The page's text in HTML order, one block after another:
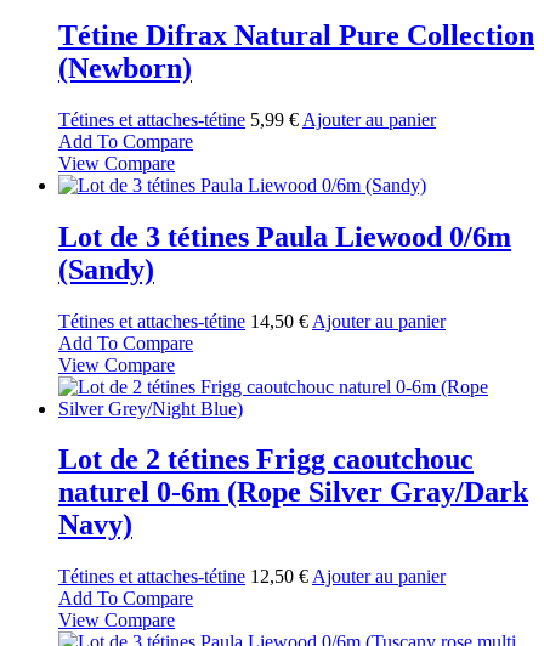
Tétine Difrax Natural Pure Collection
(Newborn)
Tétines et attaches-tétine 5,99 € Ajouter au panier
Add To Compare
View Compare
Lot de 3 tétines Paula Liewood 0/6m
(Sandy)
Tétines et attaches-tétine 14,50 € Ajouter au panier
Add To Compare
View Compare
Lot de 2 tétines Frigg caoutchouc
naturel 0-6m (Rope Silver Gray/Dark
Navy)
Tétines et attaches-tétine 12,50 € Ajouter au panier
Add To Compare
View Compare